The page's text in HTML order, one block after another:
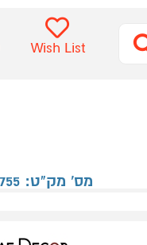
Wish List
מס' מק"ט: 400755